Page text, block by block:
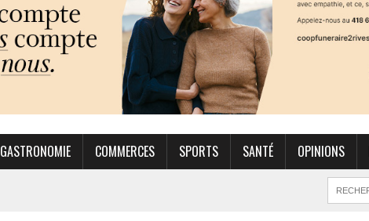
GASTRONOMIE COMMERCES SPORTS SANTÉ OPINIONS